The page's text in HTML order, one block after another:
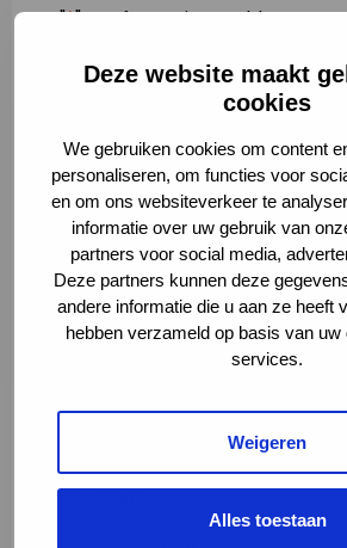
Deze website maakt
cookies
We gebruiken cookies om content
personaliseren, om functies voor
en om ons websiteverkeer te
informatie over uw gebruik van
partners voor social media,
Deze partners kunnen deze
andere informatie die u aan ze heeft
hebben verzameld op basis van uw
services.
Weigeren
Alles toestaan
"*" geeft vereiste velden aan
2
Volledige omschrijving*
Starttijd*